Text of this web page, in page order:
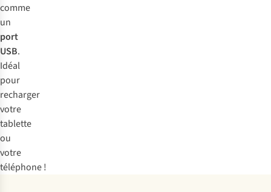
comme
un
port
USB.
Idéal
pour
recharger
votre
tablette
ou
votre
téléphone !